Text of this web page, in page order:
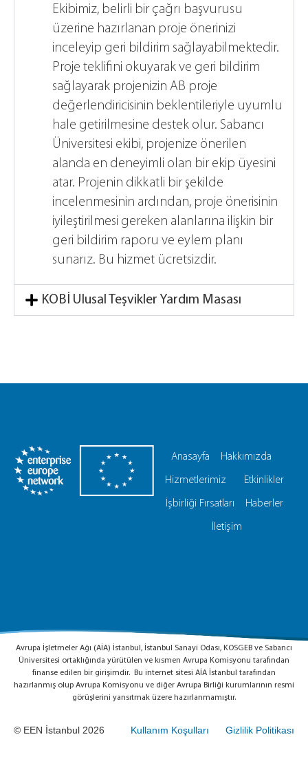
Ekibimiz, belirli bir çağrı başvurusu
üzerine hazırlanan proje önerinizi
inceleyip geri bildirim sağlayabilmektedir.
Proje teklifini okuyarak ve geri bildirim
sağlayarak projenizin AB proje
değerlendiricisinin beklentileriyle uyumlu
hale getirilmesine destek olur. Sabancı
Üniversitesi ekibi, projenize önerilen
alanda en deneyimli olan bir ekip üyesini
atar. Projenin dikkatli bir şekilde
incelenmesinin ardından, proje önerisinin
iyileştirilmesi gereken alanlarına ilişkin bir
geri bildirim raporu ve eylem planı
sunarız. Bu hizmet ücretsizdir.
KOBİ Ulusal Teşvikler Yardım Masası
Anasayfa Hakkımızda
Hizmetlerimiz Etkinlikler
İşbirliği Fırsatları Haberler
İletişim
Avrupa İşletmeler Ağı (AİA) İstanbul, İstanbul Sanayi Odası, KOSGEB ve Sabancı
Üniversitesi ortaklığında yürütülen ve kısmen Avrupa Komisyonu tarafından
finanse edilen bir girişimdir. Bu internet sitesi AİA İstanbul tarafından
hazırlanmış olup Avrupa Komisyonu ve diğer Avrupa Birliği kurumlarının resmi
görüşlerini yansıtmak üzere hazırlanmamıştır.
© EEN İstanbul 2026 Kullanım Koşulları Gizlilik Politikası